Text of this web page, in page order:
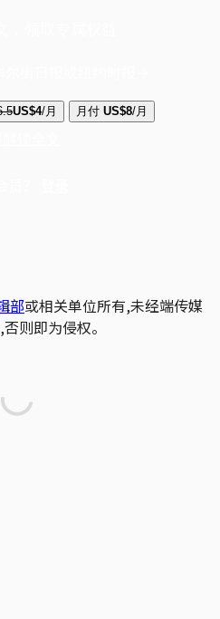
US$4/月 月付 US$8/月
部或相关单位所有,未经端传媒
则即为侵权。